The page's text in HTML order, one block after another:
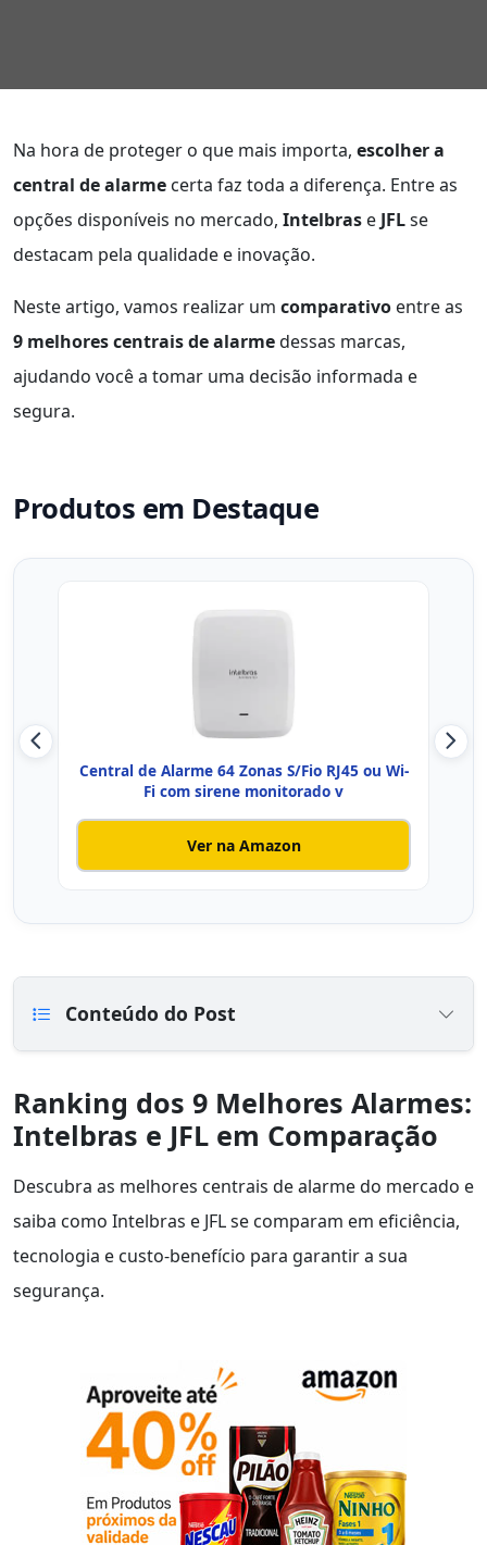
Na hora de proteger o que mais importa, escolher a
central de alarme certa faz toda a diferença. Entre as
opções disponíveis no mercado, Intelbras e JFLse
destacam pela qualidade e inovação.
Neste artigo, vamos realizar um comparativo entre as
9 melhores centrais de alarmedessas marcas,
ajudando você a tomar uma decisão informada e
segura.
Produtos em Destaque
Central de Alarme 64 Zonas S/Fio RJ45 ou Wi-
Fi com sirene monitorado v
Ver na Amazon
Conteúdo do Post
Ranking dos 9 Melhores Alarmes:
Intelbras e JFL em Comparação
Descubra as melhores centrais de alarme do mercado e
saiba como Intelbras e JFL se comparam em eficiência,
tecnologia e custo-benefício para garantir a sua
segurança.